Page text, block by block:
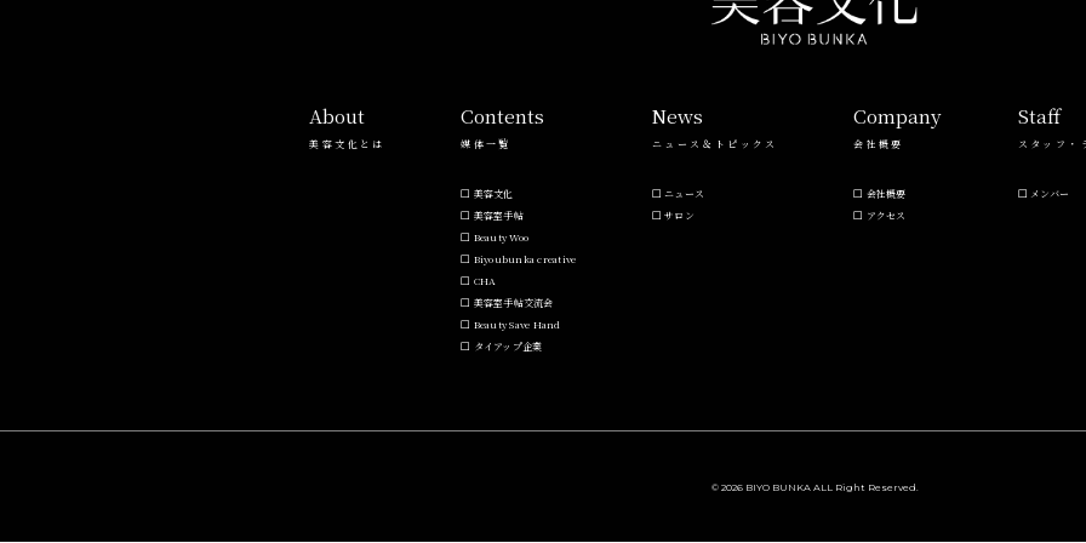
About
美容文化とは
Contents
媒体一覧
美容文化
美容室手帖
Beauty Woo
Biyoubunka creative
CHA
美容室手帖交流会
Beauty Save Hand
タイアップ企業
News
ニュース＆トピックス
ニュース
サロン
Company
会社概要
会社概要
アクセス
Staff
スタッフ・
メンバー
© 2026 BIYO BUNKA ALL Right Reserved.